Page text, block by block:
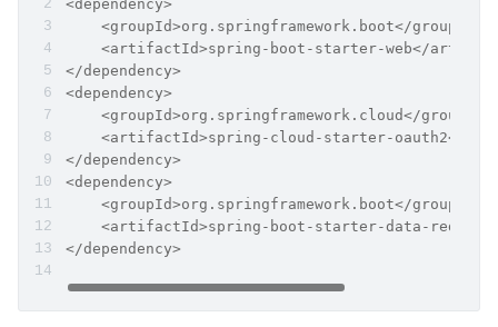
<dependency>
    <groupId>org.springframework.boot</groupId>
<artifactId>spring-boot-starter-web</
</dependency>
<dependency>
    <groupId>org.springframework.cloud</groupId>
<artifactId>spring-cloud-starter-oauth2</
</dependency>
<dependency>
    <groupId>org.springframework.boot</groupId>
<artifactId>spring-boot-starter-data-redis</
</dependency>